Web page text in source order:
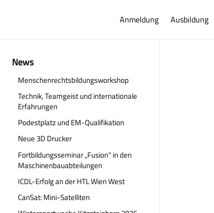
Anmeldung Ausbildung
News
Menschenrechtsbildungsworkshop
Technik, Teamgeist und internationale
Erfahrungen
Podestplatz und EM-Qualifikation
Neue 3D Drucker
Fortbildungsseminar „Fusion“ in den
Maschinenbauabteilungen
ICDL-Erfolg an der HTL Wien West
CanSat: Mini-Satelliten